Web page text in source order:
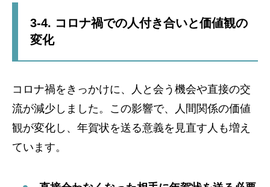
3-4. コロナ禍での人付き合いと価値観の
変化
コロナ禍をきっかけに、人と会う機会や直接の交
流が減少しました。この影響で、人間関係の価値
観が変化し、年賀状を送る意義を見直す人も増え
ています。